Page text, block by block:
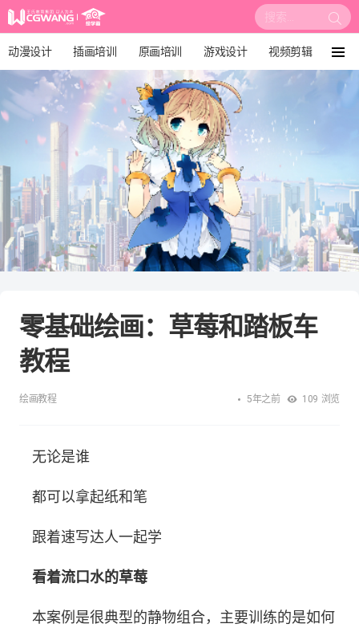
搜
索:
动漫设计 插画培训 原画培训 游戏设计 视频剪辑
影视后期 3D建模 培训课程 动画设计
漫画设计 绘画教程 板绘培训
零基础绘画：草莓和踏板车
教程
绘画教程 5年之前 109 浏览
无论是谁
都可以拿起纸和笔
跟着速写达人一起学
看着流口水的草莓
本案例是很典型的静物组合，主要训练的是如何